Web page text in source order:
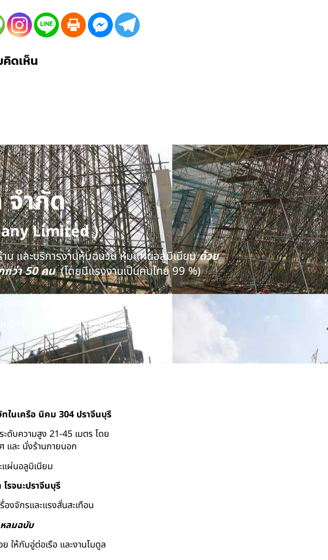
ดเห็น
ำกัด
Limited )
าน และบริการงานหุ้มฉนวน หุ้มแผ่นอลูมิเนียมด้วย
กว่า 50 คน(โดยมีแรงงานเป็นคนไทย 99 %)
ยตรงเวลา ด้วยทีมงานคุณภาพ
ริการ พร้อมความชำนาญหลายสิบปี
ในเครือ นิคม 304 ปราจีนบุรี
ดับความสูง 21-45 เมตร โดย
และ นั่งร้านภายนอก
ผ่นอลูมิเนียม
รจนะปราจีนบุรี
งจักรและแรงสั่นสะเทือน
ลมฉบับ
ให้กับอู่ต่อเรือ และงานโมดูล